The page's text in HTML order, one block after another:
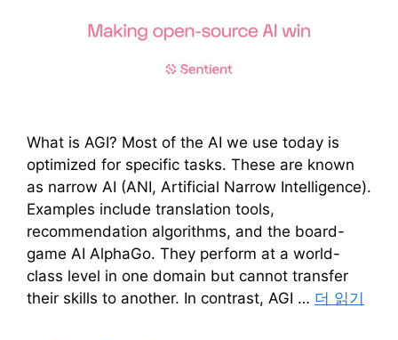
What is AGI? Most of the AI we use today is
optimized for specific tasks. These are known
as narrow AI (ANI, Artificial Narrow Intelligence).
Examples include translation tools,
recommendation algorithms, and the board-
game AI AlphaGo. They perform at a world-
class level in one domain but cannot transfer
their skills to another. In contrast, AGI … 더 읽기